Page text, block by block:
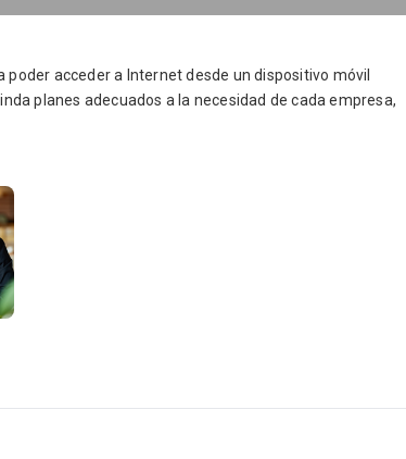
acceder a Internet desde un dispositivo móvil
planes adecuados a la necesidad de cada empresa,